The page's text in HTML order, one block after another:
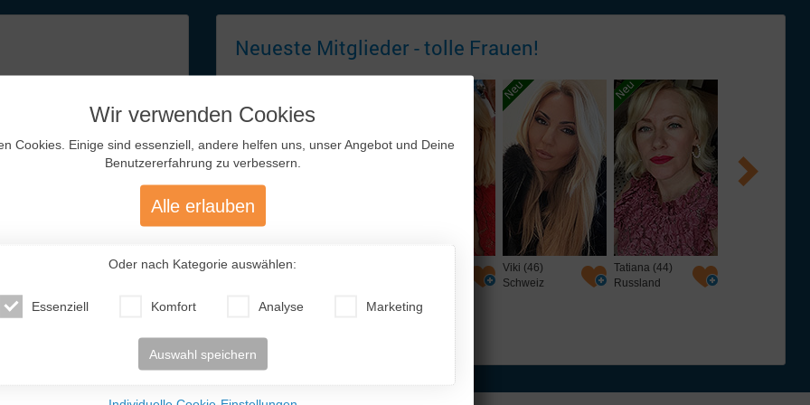
Tag ist ein Segen,
2022 ist ein
Ich habe einen Brief
mein Ehemann
uns weiterhin und
Videoanruf, bis ich bei
sich gegenseitig guten
Neueste Mitglieder - tolle Frauen!
Vitaliya (40)
Ann (22)
Tatjana (56)
Tatiana (44)
Russland
Mila (53)
Russland
Wir verwenden Cookies
Cookies. Einige sind essenziell, andere helfen uns, unser Angebot und Deine
Benutzererfahrung zu verbessern.
Alle erlauben
Oder nach Kategorie auswählen:
Essenziell Komfort Analyse Marketing
Auswahl speichern